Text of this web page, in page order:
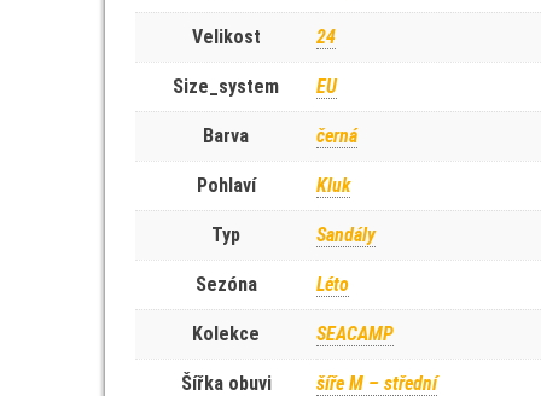
Velikost 24
Size_system EU
Barva černá
Pohlaví Kluk
Typ Sandály
Sezóna Léto
Kolekce SEACAMP
Šířka obuvi šíře M – střední